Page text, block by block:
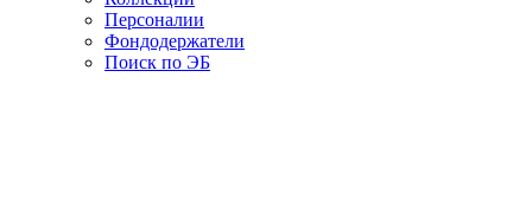
Персоналии
Фондодержатели
Поиск по ЭБ